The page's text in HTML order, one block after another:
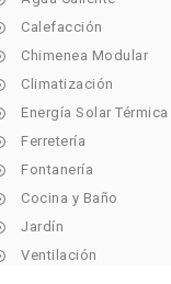
Calefacción
Chimenea Modular
Climatización
Energía Solar Térmica
Ferretería
Fontanería
Cocina y Baño
Jardín
Ventilación